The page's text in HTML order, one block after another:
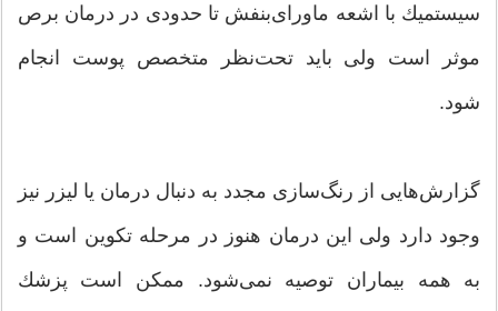
سیستمیك با اشعه ماورای‌بنفش تا حدودی در درمان برص
موثر است ولی باید تحت‌نظر متخصص پوست انجام
شود.
گزارش‌هایی از رنگ‌سازی مجدد به دنبال درمان یا لیزر نیز
وجود دارد ولی این درمان هنوز در مرحله تكوین است و
به همه بیماران توصیه نمی‌شود. ممكن است پزشك